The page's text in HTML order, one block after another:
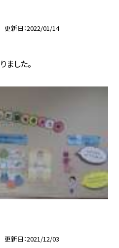
更新日 2022/01/14
した。
更新日 2021/12/03